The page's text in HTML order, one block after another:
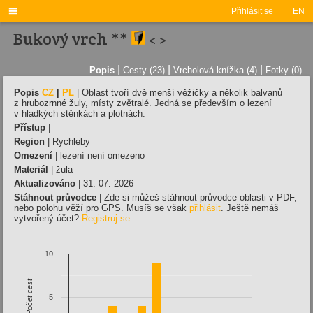
Přihlásit se EN

Bukový vrch ** < >
Popis Cesty (23) Vrcholová knížka (4) Fotky (0)
Popis CZ PL
Oblast tvoří dvě menší věžičky a několik balvanů
z hrubozrnné žuly, místy zvětralé. Jedná se především o lezení
v hladkých stěnkách a plotnách.
Přístup
Region | Rychleby
Omezení | lezení není omezeno
Materiál
| žula
Aktualizováno | 31. 07. 2026
Stáhnout průvodce | Zde si můžeš stáhnout průvodce oblasti v PDF,
nebo polohu věží pro GPS. Musíš se však přihlásit . Ještě nemáš
vytvořený účet? Registruj se
5
10
Počet cest